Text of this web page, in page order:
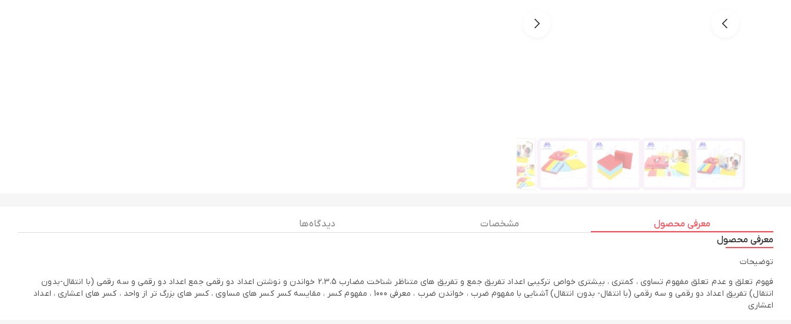
معرفی محصول مشخصات
دیدگاه ها
معرفی محصول
توضیحات
فهوم تعلق و عدم تعلق مفهوم تساوی ، کمتری ، بیشتری خواص ترکیبی اعداد تفریق جمع و تفریق های متناظر شناخت مضارب 2،3،5 خواندن و نوشتن اعداد دو رقمی جمع اعداد دو رقمی و سه رقمی (با انتقال-بدون
انتقال) تفریق اعداد دو رقمی و سه رقمی (با انتقال- بدون انتقال) آشنایی با مفهوم ضرب ، خواندن ضرب ، معرفی 1000 ، مفهوم کسر ، مقایسه کسر کسر های مساوی ، کسر های بزرگ تر از واحد ، کسر های اعشاری ، اعداد
اعشاری